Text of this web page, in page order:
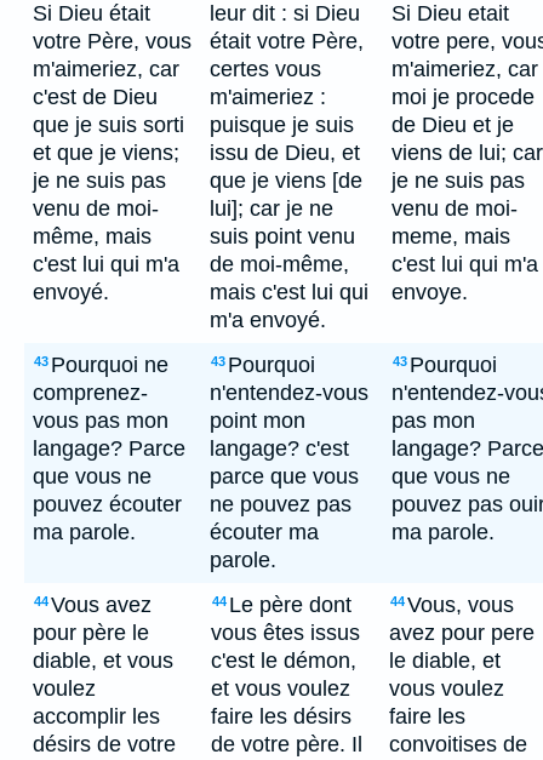
Si Dieu était
votre Père, vous
m'aimeriez, car
c'est de Dieu
que je suis sorti
et que je viens;
je ne suis pas
venu de moi-
même, mais
c'est lui qui m'a
envoyé.
leur dit : si Dieu
était votre Père,
certes vous
m'aimeriez :
puisque je suis
issu de Dieu, et
que je viens [de
lui]; car je ne
suis point venu
de moi-même,
mais c'est lui qui
m'a envoyé.
Si Dieu etait
votre pere,
m'aimeriez, car
moi je procede
de Dieu et je
viens de lui; car
je ne suis pas
venu de moi-
meme, mais
c'est lui qui m'a
envoye.
43 Pourquoi ne
comprenez-
vous pas mon
langage? Parce
que vous ne
pouvez écouter
ma parole.
43 Pourquoi
n'entendez-vous
point mon
langage? c'est
parce que vous
ne pouvez pas
écouter ma
parole.
43 Pourquoi
n'entendez-
pas mon
langage? Parce
que vous ne
pouvez pas
ma parole.
44Vous avez
pour père le
diable, et vous
voulez
accomplir les
désirs de votre
44 Le père dont
vous êtes issus
c'est le démon,
et vous voulez
faire les désirs
de votre père. Il
44Vous, vous
avez pour pere
le diable, et
vous voulez
faire les
convoitises de